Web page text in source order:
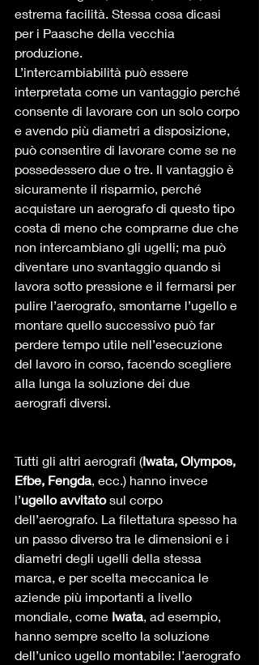
estrema facilità. Stessa cosa dicasi
per i Paasche della vecchia
produzione.
L’intercambiabilità può essere
interpretata come un vantaggio perché
consente di lavorare con un solo corpo
e avendo più diametri a disposizione,
può consentire di lavorare come se ne
possedessero due o tre. Il vantaggio è
sicuramente il risparmio, perché
acquistare un aerografo di questo tipo
costa di meno che comprarne due che
non intercambiano gli ugelli; ma può
diventare uno svantaggio quando si
lavora sotto pressione e il fermarsi per
pulire l’aerografo, smontarne l’ugello e
montare quello successivo può far
perdere tempo utile nell’esecuzione
del lavoro in corso, facendo scegliere
alla lunga la soluzione dei due
aerografi diversi.
Tutti gli altri aerografi (Iwata, Olympos,
Efbe, Fengda, ecc.) hanno invece
l’ugello avvitato sul corpo
dell’aerografo. La filettatura spesso ha
un passo diverso tra le dimensioni e i
diametri degli ugelli della stessa
marca, e per scelta meccanica le
aziende più importanti a livello
mondiale, come Iwata, ad esempio,
hanno sempre scelto la soluzione
dell’unico ugello montabile: l’aerografo